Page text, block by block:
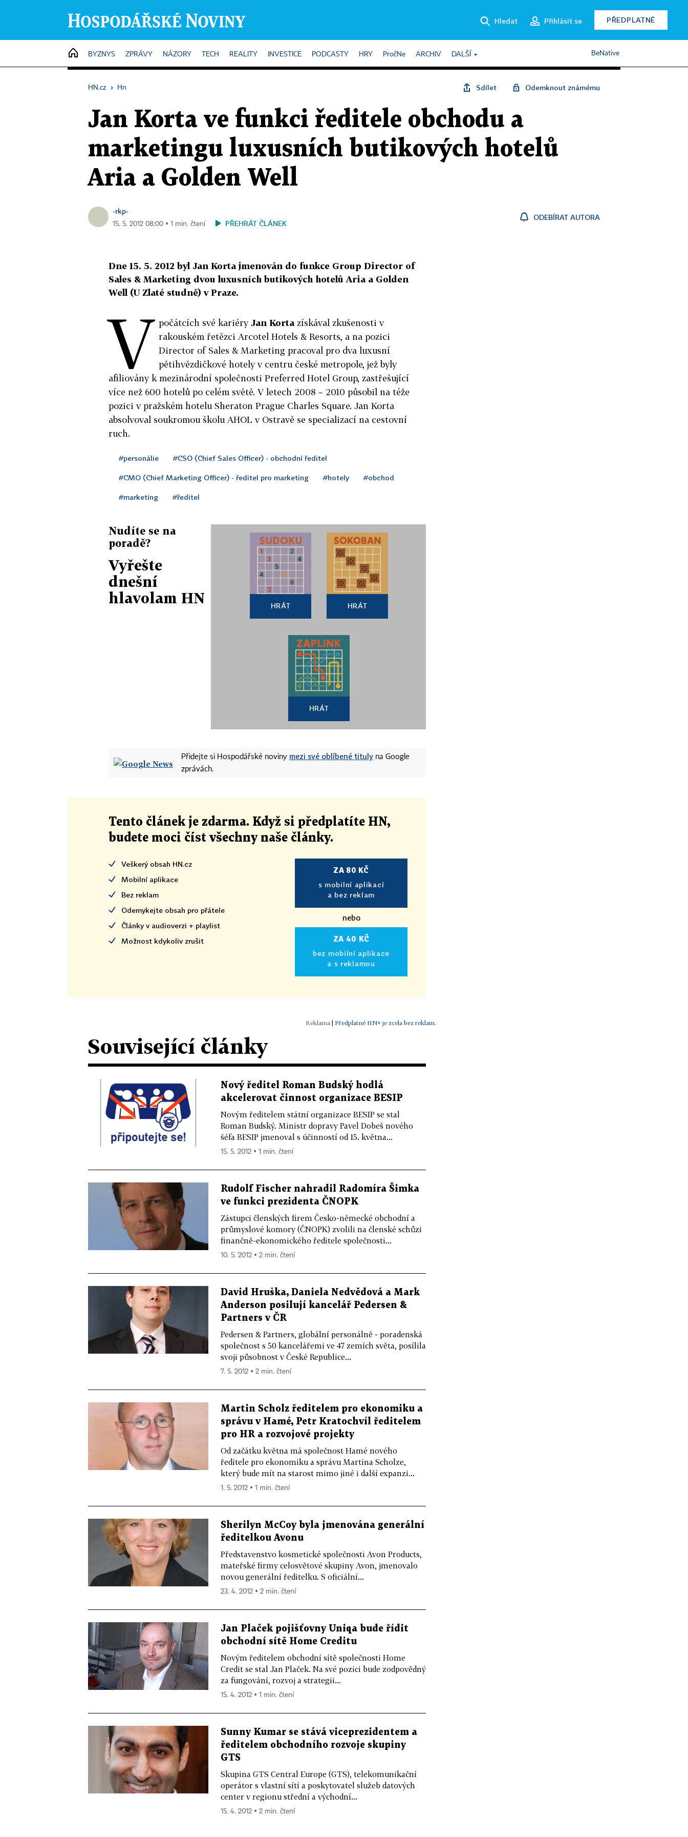
Hledat Přihlásit se PŘEDPLATNÉ
HOME
BYZNYS ZPRÁVY NÁZORY TECH REALITY INVESTICE PODCASTY HRY PročNe ARCHIV DALŠÍ BeNative
HN.cz › Hn Sdílet Odemknout známému
Jan Korta ve funkci ředitele obchodu a
marketingu luxusních butikových hotelů
Aria a Golden Well
-rkp-
15. 5. 2012 08:00 ▪ 1 min. čtení PŘEHRÁT ČLÁNEK
ODEBÍRAT AUTORA
Dne 15. 5. 2012 byl Jan Korta jmenován do funkce Group Director of
Sales & Marketing dvou luxusních butikových hotelů Aria a Golden
Well (U Zlaté studně) v Praze.
V počátcích své kariéry Jan Kortazískával zkušenosti v
rakouském řetězci Arcotel Hotels & Resorts, a na pozici
Director of Sales & Marketing pracoval pro dva luxusní
pětihvězdičkové hotely v centru české metropole, jež byly
afiliovány k mezinárodní společnosti Preferred Hotel Group, zastřešující
více než 600 hotelů po celém světě. V letech 2008 – 2010 působil na téže
pozici v pražském hotelu Sheraton Prague Charles Square. Jan Korta
absolvoval soukromou školu AHOL v Ostravě se specializací na cestovní
ruch.
#personálie #CSO (Chief Sales Officer) - obchodní ředitel
#CMO (Chief Marketing Officer) - ředitel pro marketing #hotely #obchod
#marketing #ředitel
Nudíte se na
poradě?
Vyřešte
dnešní
hlavolam HN
HRÁT HRÁT
HRÁT
Přidejte si Hospodářské noviny mezi své oblíbené tituly na Google
zprávách.
Tento článek je zdarma. Když si předplatíte HN,
budete moci číst všechny naše články.
Veškerý obsah HN.cz
Mobilní aplikace
Bez reklam
Odemykejte obsah pro přátele
Články v audioverzi + playlist
Možnost kdykoliv zrušit
ZA 80 KČ
s mobilní aplikací
a bez reklam
nebo
ZA 40 KČ
bez mobilní aplikace
a s reklamou
Předplatné HN+ je zcela bez reklam.
Související články
Nový ředitel Roman Budský hodlá
akcelerovat činnost organizace BESIP
Novým ředitelem státní organizace BESIP se stal
Roman Budský. Ministr dopravy Pavel Dobeš nového
šéfa BESIP jmenoval s účinností od 15. května...
15. 5. 2012 ▪ 1 min. čtení
Rudolf Fischer nahradil Radomíra Šimka
ve funkci prezidenta ČNOPK
Zástupci členských firem Česko-německé obchodní a
průmyslové komory (ČNOPK) zvolili na členské schůzi
finančně-ekonomického ředitele společnosti...
10. 5. 2012 ▪ 2 min. čtení
David Hruška, Daniela Nedvědová a Mark
Anderson posilují kancelář Pedersen &
Partners v ČR
Pedersen & Partners, globální personálně - poradenská
společnost s 50 kancelářemi ve 47 zemích světa, posílila
svoji působnost v České Republice...
7. 5. 2012 ▪ 2 min. čtení
Martin Scholz ředitelem pro ekonomiku a
správu v Hamé, Petr Kratochvíl ředitelem
pro HR a rozvojové projekty
Od začátku května má společnost Hamé nového
ředitele pro ekonomiku a správu Martina Scholze,
který bude mít na starost mimo jiné i další expanzi...
1. 5. 2012 ▪ 1 min. čtení
Sherilyn McCoy byla jmenována generální
ředitelkou Avonu
Představenstvo kosmetické společnosti Avon Products,
mateřské firmy celosvětové skupiny Avon, jmenovalo
novou generální ředitelku. S oficiální...
23. 4. 2012 ▪ 2 min. čtení
Jan Plaček pojišťovny Uniqa bude řídit
obchodní sítě Home Creditu
Novým ředitelem obchodní sítě společnosti Home
Credit se stal Jan Plaček. Na své pozici bude zodpovědný
za fungování, rozvoj a strategii...
15. 4. 2012 ▪ 1 min. čtení
Sunny Kumar se stává viceprezidentem a
ředitelem obchodního rozvoje skupiny
GTS
Skupina GTS Central Europe (GTS), telekomunikační
operátor s vlastní sítí a poskytovatel služeb datových
center v regionu střední a východní...
15. 4. 2012 ▪ 2 min. čtení